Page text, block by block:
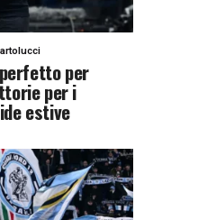
per
per i
estive